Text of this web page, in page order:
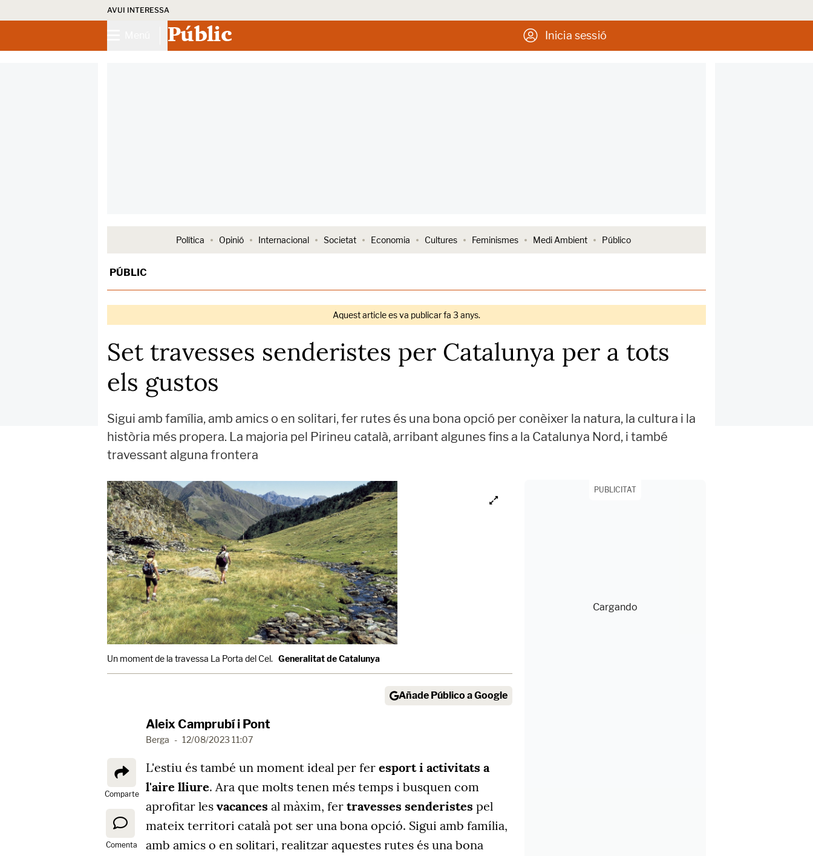
AVUI INTERESSA
Públic Inicia sessió
Política Opinió Internacional Societat Economia Cultures Feminismes Medi Ambient Público
PÚBLIC
Aquest article es va publicar fa 3 anys.
Set travesses senderistes per Catalunya per a tots
els gustos
Sigui amb família, amb amics o en solitari, fer rutes és una bona opció per conèixer la natura, la cultura i la
història més propera. La majoria pel Pirineu català, arribant algunes fins a la Catalunya Nord, i també
travessant alguna frontera
Un moment de la travessa La Porta del Cel. Generalitat de Catalunya
Añade Público a Google
Aleix Camprubí i Pont
Berga - 12/08/2023 11:07
Comparte
Comenta
L'estiu és també un moment ideal per fer esport i activitats a
l'aire lliure. Ara que molts tenen més temps i busquen com
aprofitar les vacances al màxim, fer travesses senderistes pel
mateix territori català pot ser una bona opció. Sigui amb família,
amb amics o en solitari, realitzar aquestes rutes és una bona
PUBLICITAT